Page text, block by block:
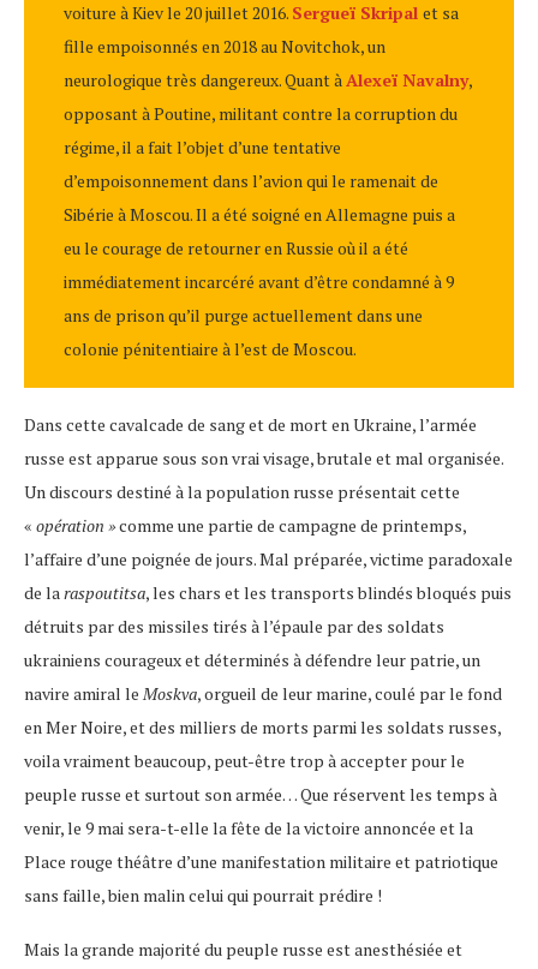
voiture à Kiev le 20 juillet 2016. Sergueï Skripalet sa
fille empoisonnés en 2018 au Novitchok, un
neurologique très dangereux. Quant àAlexeï Navalny,
opposant à Poutine, militant contre la corruption du
régime, il a fait l’objet d’une tentative
d’empoisonnement dans l’avion qui le ramenait de
Sibérie à Moscou. Il a été soigné en Allemagne puis a
eu le courage de retourner en Russie où il a été
immédiatement incarcéré avant d’être condamné à 9
ans de prison qu’il purge actuellement dans une
colonie pénitentiaire à l’est de Moscou.
Dans cette cavalcade de sang et de mort en Ukraine, l’armée
russe est apparue sous son vrai visage, brutale et mal organisée.
Un discours destiné à la population russe présentait cette
« opération »comme une partie de campagne de printemps,
l’affaire d’une poignée de jours. Mal préparée, victime paradoxale
de laraspoutitsa, les chars et les transports blindés bloqués puis
détruits par des missiles tirés à l’épaule par des soldats
ukrainiens courageux et déterminés à défendre leur patrie, un
navire amiral le Moskva, orgueil de leur marine, coulé par le fond
en Mer Noire, et des milliers de morts parmi les soldats russes,
voila vraiment beaucoup, peut-être trop à accepter pour le
peuple russe et surtout son armée… Que réservent les temps à
venir, le 9 mai sera-t-elle la fête de la victoire annoncée et la
Place rouge théâtre d’une manifestation militaire et patriotique
sans faille, bien malin celui qui pourrait prédire !
Mais la grande majorité du peuple russe est anesthésiée et